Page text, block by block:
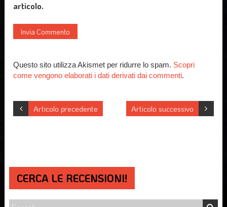
articolo.
Questo sito utilizza Akismet per ridurre lo spam. Scopri
come vengono elaborati i dati derivati dai commenti.
Articolo successivo
Articolo precedente
CERCA LE RECENSIONI!